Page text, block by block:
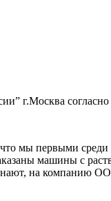
г.Москва согласно
мы первыми
машины с
знают, на